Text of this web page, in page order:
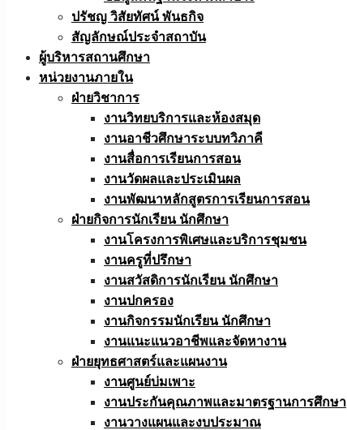
ปรัชญ วิสัยทัศน์ พันธกิจ
สัญลักษณ์ประจำสถาบัน
ผู้บริหารสถานศึกษา
หน่วยงานภายใน
ฝ่ายวิชาการ
งานวิทยบริการและห้องสมุด
งานอาชีวศึกษาระบบทวิภาคี
งานสื่อการเรียนการสอน
งานวัดผลและประเมินผล
งานพัฒนาหลักสูตรการเรียนการสอน
ฝ่ายกิจการนักเรียน นักศึกษา
งานโครงการพิเศษและบริการชุมชน
งานครูที่ปรึกษา
งานสวัสดิการนักเรียน นักศึกษา
งานปกครอง
งานกิจกรรมนักเรียน นักศึกษา
งานแนะแนวอาชีพและจัดหางาน
ฝ่ายยุทธศาสตร์และแผนงาน
งานศูนย์บ่มเพาะ
งานประกันคุณภาพและมาตรฐานการศึกษา
งานวางแผนและงบประมาณ